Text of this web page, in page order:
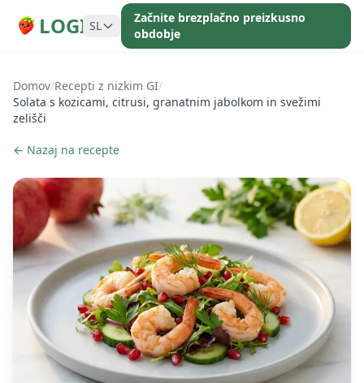
LOGI SL
Začnite brezplačno preizkusno
obdobje
Domov/Recepti z nizkim GI/
Solata s kozicami, citrusi, granatnim jabolkom in svežimi
zelišči
← Nazaj na recepte